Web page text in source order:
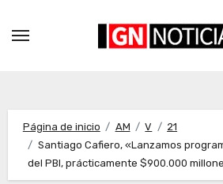
Página de inicio AM V
21
Santiago Cafiero, «Lanzamos
del PBI, prácticamente $900.000